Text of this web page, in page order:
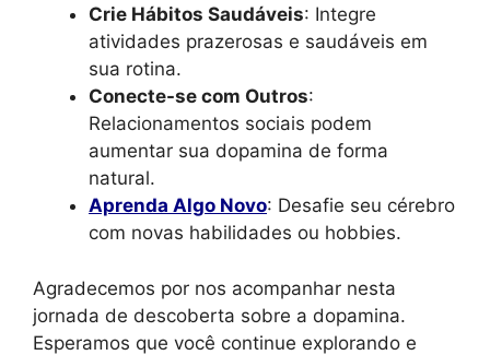
Crie Hábitos Saudáveis: Integre
atividades prazerosas e saudáveis em
sua rotina.
Conecte-se com Outros:
Relacionamentos sociais podem
aumentar sua dopamina de forma
natural.
Aprenda Algo Novo: Desafie seu cérebro
com novas habilidades ou hobbies.
Agradecemos por nos acompanhar nesta
jornada de descoberta sobre a dopamina.
Esperamos que você continue explorando e